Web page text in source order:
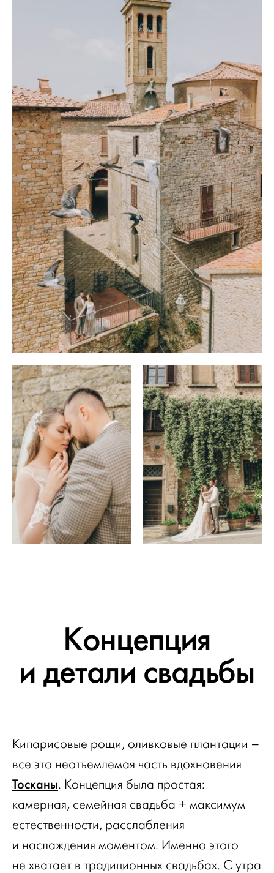
Концепция
и детали свадьбы
Кипарисовые рощи, оливковые плантации –
все это неотъемлемая часть вдохновения
Тосканы. Концепция была простая:
камерная, семейная свадьба + максимум
естественности, расслабления
и наслаждения моментом. Именно этого
не хватает в традиционных свадьбах. С утра